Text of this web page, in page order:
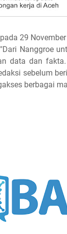
29
Nanggroe
data dan
sebelum
berbagai